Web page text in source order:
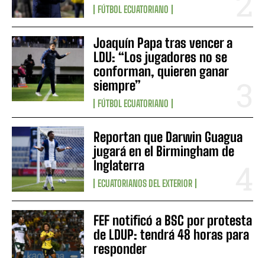
FÚTBOL ECUATORIANO
Joaquín Papa tras vencer a
LDU: “Los jugadores no se
conforman, quieren ganar
siempre”
FÚTBOL ECUATORIANO
Reportan que Darwin Guagua
jugará en el Birmingham de
Inglaterra
ECUATORIANOS DEL EXTERIOR
FEF notificó a BSC por protesta
de LDUP: tendrá 48 horas para
responder